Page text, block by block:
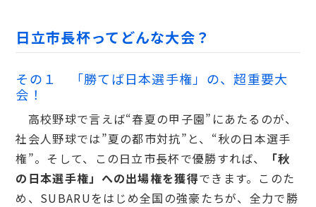
日立市長杯ってどんな大会？
その１ 「勝てば日本選手権」の、超重要大
会！
高校野球で言えば“春夏の甲子園”にあたるのが、
社会人野球では”夏の都市対抗”と、“秋の日本選手
権”。そして、この日立市長杯で優勝すれば、
「秋
の日本選手権」への出場権を獲得できます。このた
め、SUBARUをはじめ全国の強豪たちが、全力で勝